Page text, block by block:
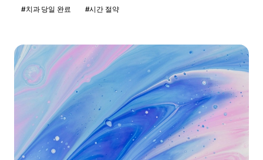
#치과 당일 완료 #시간 절약